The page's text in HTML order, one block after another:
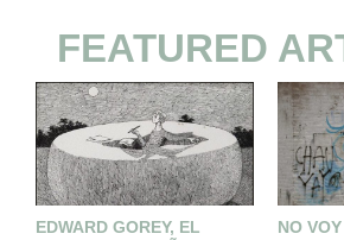
FEATURED
EDWARD GOREY, EL
NO